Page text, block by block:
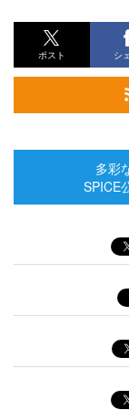
ポスト シ
多彩
SPICE